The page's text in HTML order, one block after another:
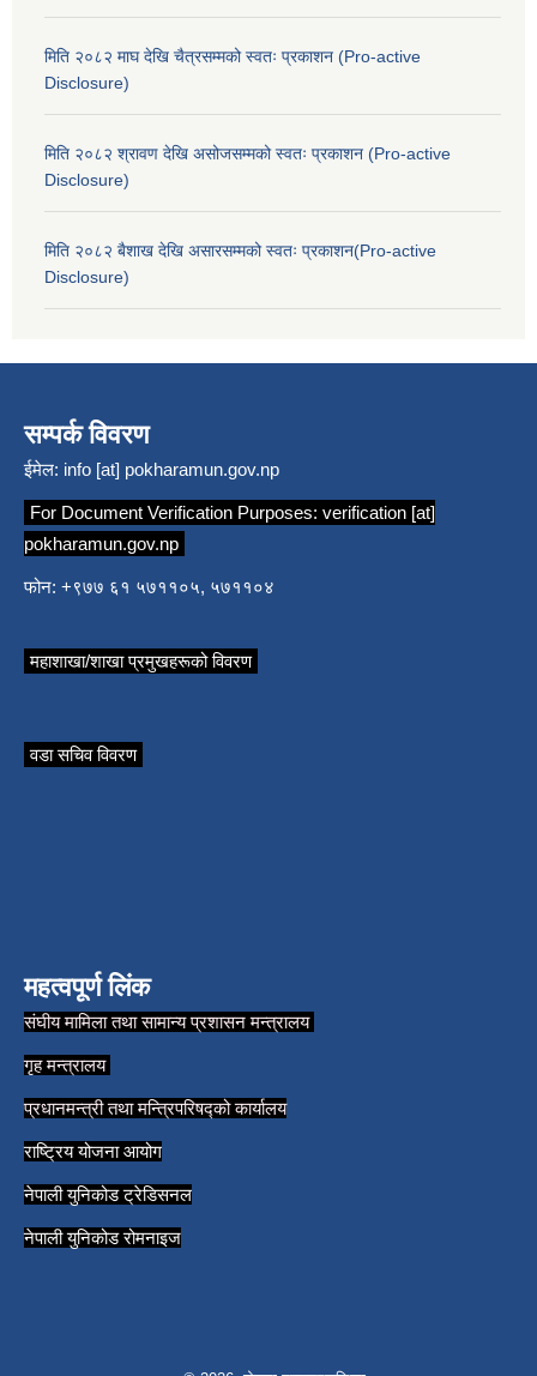
मिति २०८२ माघ देखि चैत्रसम्मको स्वतः प्रकाशन (Pro-active
Disclosure)
मिति २०८२ श्रावण देखि असोजसम्मको स्वतः प्रकाशन (Pro-active
Disclosure)
मिति २०८२ बैशाख देखि असारसम्मको स्वतः प्रकाशन(Pro-active
Disclosure)
सम्पर्क विवरण
ईमेल: info [at] pokharamun.gov.np
For Document Verification Purposes: verification [at]
pokharamun.gov.np
फोन: +९७७ ६१ ५७११०५, ५७११०४
महाशाखा/शाखा प्रमुखहरूको विवरण
वडा सचिव विवरण
महत्वपूर्ण लिंक
संघीय मामिला तथा सामान्य प्रशासन मन्त्रालय
गृह मन्त्रालय
प्रधानमन्त्री तथा मन्त्रिपरिषद्को कार्यालय
राष्ट्रिय योजना आयोग
नेपाली युनिकोड ट्रेडिसनल
नेपाली युनिकोड रोमनाइज